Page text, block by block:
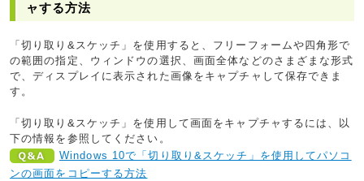
ャする方法
「切り取り&スケッチ」を使用すると、フリーフォームや四角形で
の範囲の指定、ウィンドウの選択、画面全体などのさまざまな形式
で、ディスプレイに表示された画像をキャプチャして保存できま
す。
「切り取り&スケッチ」を使用して画面をキャプチャするには、以
下の情報を参照してください。
Windows 10で「切り取り&スケッチ」を使用してパソコ
ンの画面をコピーする方法